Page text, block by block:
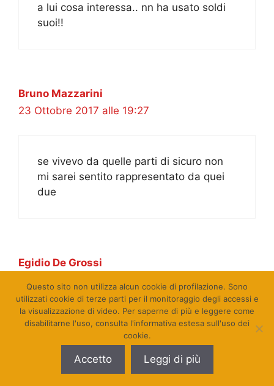
a lui cosa interessa.. nn ha usato soldi
suoi!!
Bruno Mazzarini
23 Ottobre 2017 alle 19:27
se vivevo da quelle parti di sicuro non
mi sarei sentito rappresentato da quei
due
Egidio De Grossi
Ma invocare L’AUTONOMIA e anche una
velata forma di Razzismo……o no
Questo sito non utilizza alcun cookie di profilazione. Sono
utilizzati cookie di terze parti per il monitoraggio degli accessi e
la visualizzazione di video. Per saperne di più e leggere come
disabilitarne l'uso, consulta l'informativa estesa sull'uso dei
cookie.
Accetto Leggi di più